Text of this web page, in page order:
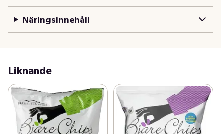
Näringsinnehåll
Liknande